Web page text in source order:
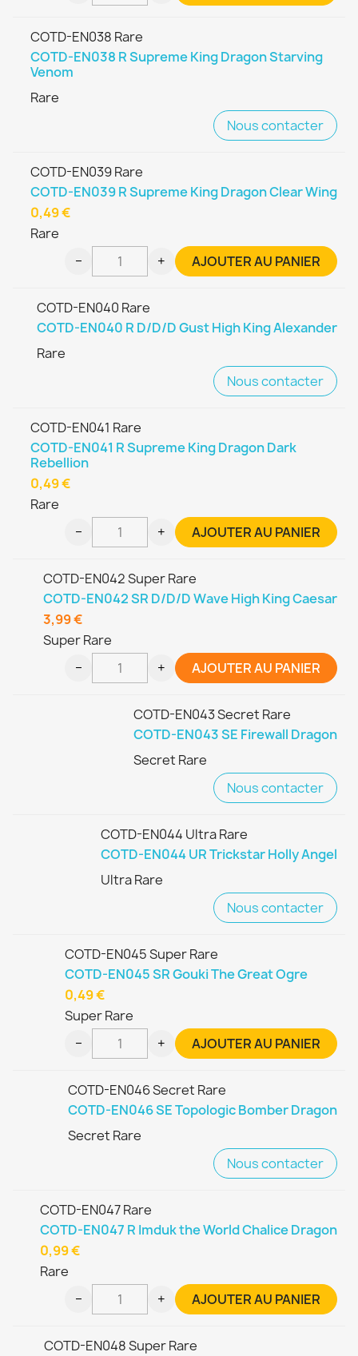
COTD-EN038 Rare
COTD-EN038 R Supreme King Dragon Starving
Venom
Rare
Nous contacter
COTD-EN039 Rare
COTD-EN039 R Supreme King Dragon Clear Wing
Rare
0,49 €
− + AJOUTER AU PANIER
COTD-EN040 Rare
COTD-EN040 R D/D/D Gust High King Alexander
Rare
Nous contacter
COTD-EN041 Rare
COTD-EN041 R Supreme King Dragon Dark
Rebellion
Rare
0,49 €
− + AJOUTER AU PANIER
COTD-EN042 Super Rare
COTD-EN042 SR D/D/D Wave High King Caesar
Super Rare
3,99 €
− + AJOUTER AU PANIER
COTD-EN043 Secret Rare
COTD-EN043 SE Firewall Dragon
Secret Rare
Nous contacter
COTD-EN044 Ultra Rare
COTD-EN044 UR Trickstar Holly Angel
Ultra Rare
Nous contacter
COTD-EN045 Super Rare
COTD-EN045 SR Gouki The Great Ogre
Super Rare
0,49 €
− + AJOUTER AU PANIER
COTD-EN046 Secret Rare
COTD-EN046 SE Topologic Bomber Dragon
Secret Rare
Nous contacter
COTD-EN047 Rare
COTD-EN047 R Imduk the World Chalice Dragon
Rare
0,99 €
− + AJOUTER AU PANIER
COTD-EN048 Super Rare